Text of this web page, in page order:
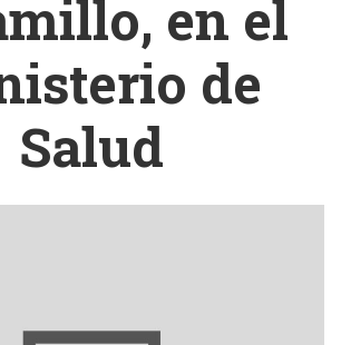
en el
de
Salud